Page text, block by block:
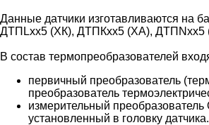
Данные датчики изготавливаются на
ДТПLхх5 (ХК), ДТПКхх5 (ХА),
В состав термопреобразователей
первичный преобразователь
преобразователь
измерительный
установленный в головку датчика.